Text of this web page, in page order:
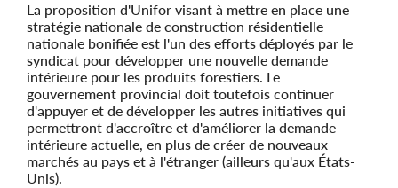
La proposition d'Unifor visant à mettre en place une
stratégie nationale de construction résidentielle
nationale bonifiée est l'un des efforts déployés par le
syndicat pour développer une nouvelle demande
intérieure pour les produits forestiers. Le
gouvernement provincial doit toutefois continuer
d'appuyer et de développer les autres initiatives qui
permettront d'accroître et d'améliorer la demande
intérieure actuelle, en plus de créer de nouveaux
marchés au pays et à l'étranger (ailleurs qu'aux États-
Unis).